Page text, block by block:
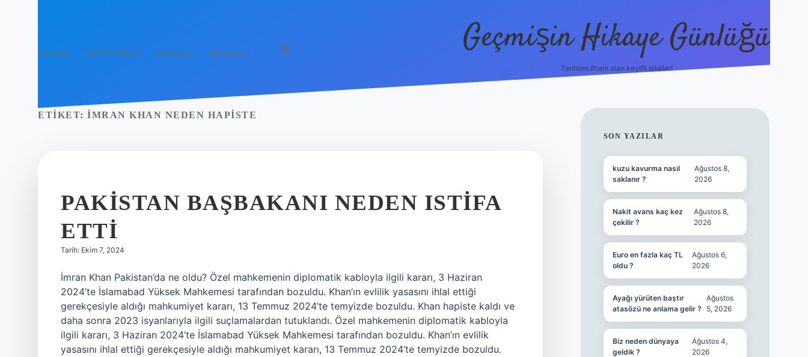
Anasayfa Gizlilik Politikası Yasal Uyarı Hakkımızda Geçmişin Hikaye Günlüğü
Tarihten ilham alan keyifli bilgiler!
ETIKET: İMRAN KHAN NEDEN HAPISTE
PAKISTAN BAŞBAKANI NEDEN ISTIFA
ETTI
Tarih: Ekim 7, 2024
İmran Khan Pakistan’da ne oldu? Özel mahkemenin diplomatik kabloyla ilgili kararı, 3 Haziran
2024’te İslamabad Yüksek Mahkemesi tarafından bozuldu. Khan’ın evlilik yasasını ihlal ettiği
gerekçesiyle aldığı mahkumiyet kararı, 13 Temmuz 2024’te temyizde bozuldu. Khan hapiste kaldı ve
daha sonra 2023 isyanlarıyla ilgili suçlamalardan tutuklandı. Özel mahkemenin diplomatik kabloyla
ilgili kararı, 3 Haziran 2024’te İslamabad Yüksek Mahkemesi tarafından bozuldu. Khan’ın evlilik
yasasını ihlal ettiği gerekçesiyle aldığı mahkumiyet kararı, 13 Temmuz 2024’te temyizde bozuldu.
SIDEBAR
SON YAZILAR
kuzu kavurma nasıl
saklanır ?
Ağustos 8,
2026
Nakit avans kaç kez
çekilir ?
Ağustos 8,
2026
Euro en fazla kaç TL
oldu ?
Ağustos 6,
2026
Ayağı yürüten baştır
atasözü ne anlama gelir ?
Ağustos
5, 2026
Biz neden dünyaya
geldik ?
Ağustos 4,
2026
betbox giriş